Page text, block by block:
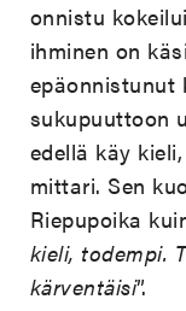
onnistu
ihminen on
epäonnistunut
sukupuuttoon
edellä käy
mittari. Sen
Riepupoika
kieli, todempi.
kärventäisi”.